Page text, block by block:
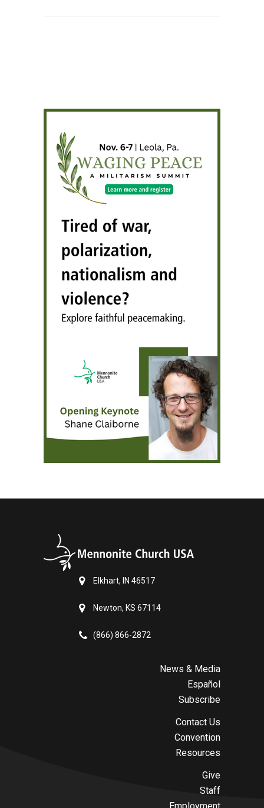
Elkhart, IN 46517
Newton, KS 67114
(866) 866-2872
News & Media
Español
Subscribe
Contact Us
Convention
Resources
Give
Staff